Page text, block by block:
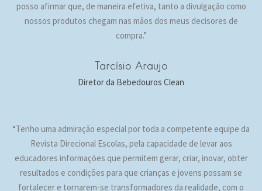
posso afirmar que, de maneira efetiva, tanto a divulgação como
nossos produtos chegam nas mãos dos meus decisores de
compra.”
Tarcísio Araujo
Diretor da Bebedouros Clean
“Tenho uma admiração especial por toda a competente equipe da
Revista Direcional Escolas, pela capacidade de levar aos
educadores informações que permitem gerar, criar, inovar, obter
resultados e condições para que crianças e jovens possam se
fortalecer e tornarem-se transformadores da realidade, com o